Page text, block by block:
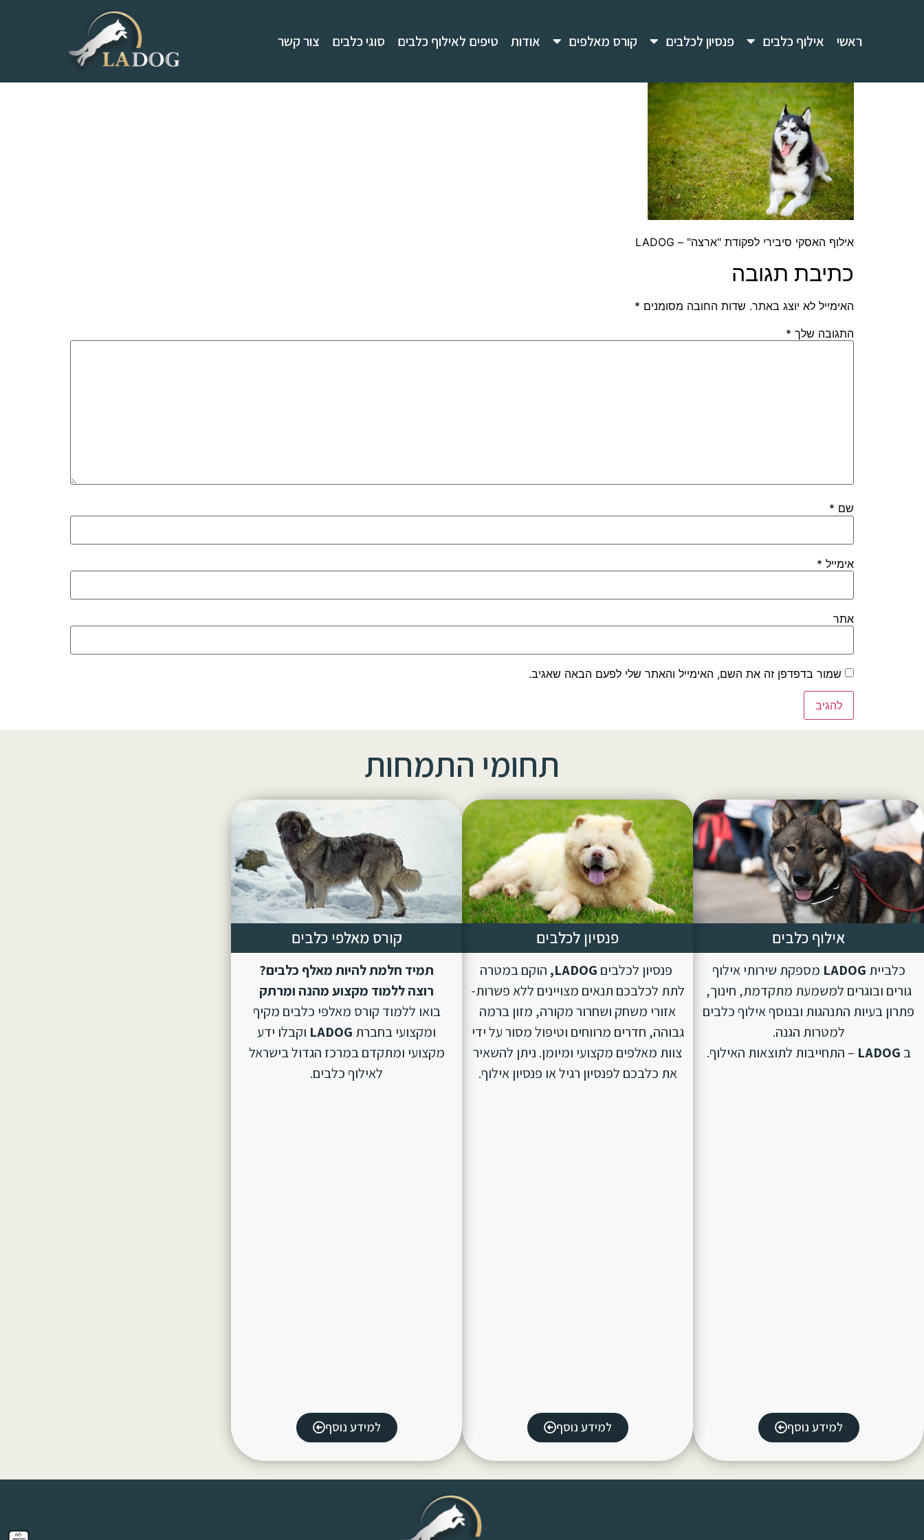
ראשי אילוף כלבים פנסיון לכלבים קורס מאלפים אודות טיפים לאילוף כלבים סוגי כלבים צור קשר
אילוף האסקי סיבירי לפקודת "ארצה" – LADOG
כתיבת תגובה
האימייל לא יוצג באתר. שדות החובה מסומנים *
התגובה שלך *
שם *
אימייל *
אתר
שמור בדפדפן זה את השם, האימייל והאתר שלי לפעם הבאה שאגיב.
תחומי התמחות
אילוף כלבים
כלביית LADOG מספקת שירותי אילוף
גורים ובוגרים למשמעת מתקדמת, חינוך,
פתרון בעיות התנהגות ובנוסף אילוף כלבים
למטרות הגנה.
ב LADOG – התחייבות לתוצאות האילוף.
למידע נוסף
פנסיון לכלבים
פנסיון לכלבים LADOG, הוקם במטרה
לתת לכלבכם תנאים מצויינים ללא פשרות-
אזורי משחק ושחרור מקורה, מזון ברמה
גבוהה, חדרים מרווחים וטיפול מסור על ידי
צוות מאלפים מקצועי ומיומן. ניתן להשאיר
את כלבכם לפנסיון רגיל או פנסיון אילוף.
למידע נוסף
קורס מאלפי כלבים
תמיד חלמת להיות מאלף כלבים?
רוצה ללמוד מקצוע מהנה ומרתק
בואו ללמוד קורס מאלפי כלבים מקיף
ומקצועי בחברת LADOG וקבלו ידע
מקצועי ומתקדם במרכז הגדול בישראל
לאילוף כלבים.
למידע נוסף